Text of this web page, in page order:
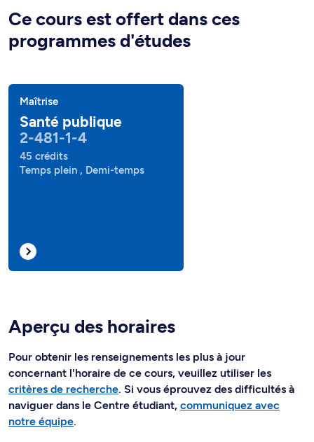
Ce cours est offert dans ces
programmes d'études
Maîtrise
Santé publique
2-481-1-4
45 crédits
Temps plein , Demi-temps
Aperçu des horaires
Pour obtenir les renseignements les plus à jour
concernant l'horaire de ce cours, veuillez utiliser les
critères de recherche. Si vous éprouvez des difficultés à
naviguer dans le Centre étudiant, communiquez avec
notre équipe.